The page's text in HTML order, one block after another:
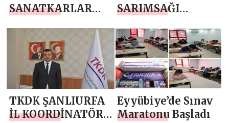
SANATKARLAR
HALİSE
HOCAOĞLU
GÖREVİNE
BAŞLADI
SARIMSAĞI
İÇİN ÇALIŞMALAR
BAŞLADI
TKDK ŞANLIURFA
İL KOORDİNATÖRÜ
Eyyübiye’de Sınav
Maratonu Başladı